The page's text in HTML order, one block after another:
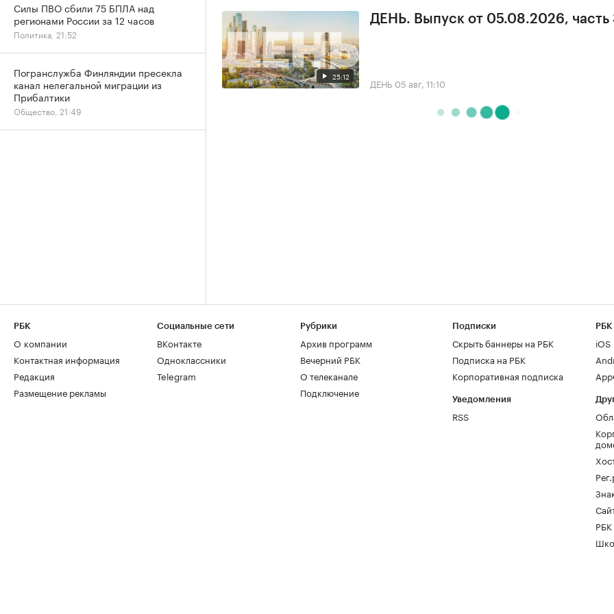
25:12
ДЕНЬ. Выпуск от 05.08.2026, часть
ДЕНЬ 05 авг, 11:10
Силы ПВО сбили 75 БПЛА над
регионами России за 12 часов
Политика, 21:52
Погранслужба Финляндии пресекла
канал нелегальной миграции из
Прибалтики
Общество, 21:49
РБК
О компании
Контактная информация
Редакция
Размещение рекламы
Социальные сети
ВКонтакте
Одноклассники
Telegram
Рубрики
Архив программ
Вечерний РБК
О телеканале
Подключение
Подписки
Скрыть баннеры на РБК
Подписка на РБК
Корпоративная подписка
Уведомления
RSS
РБК
iOS